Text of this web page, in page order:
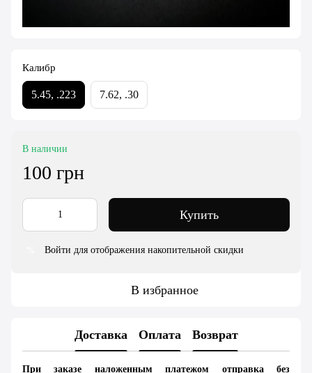
Калибр
5.45, .223 7.62, .30
В наличии
100 грн
Купить
Войти для отображения накопительной скидки
В избранное
Доставка Оплата Возврат
При заказе наложенным платежом отправка без